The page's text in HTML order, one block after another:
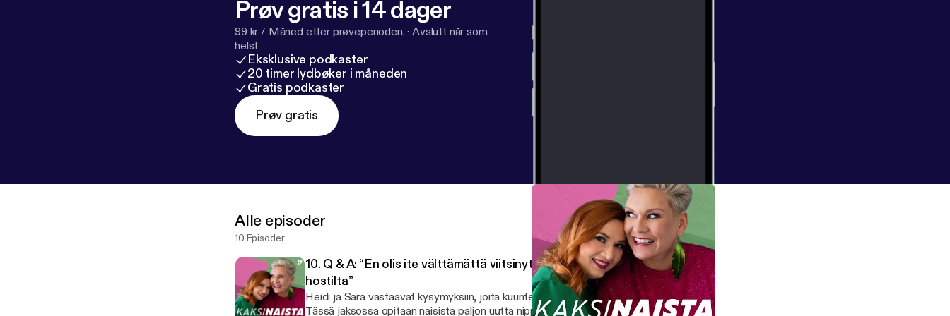
Prøv gratis i 14 dager
99 kr / Måned etter prøveperioden. ·Avslutt når som
helst
Eksklusive podkaster
20 timer lydbøker i måneden
Gratis podkaster
Prøv gratis
Alle episoder
10 Episoder
10. Q & A: “En olis ite välttämättä viitsinyt kysyä näitä joltain podcast-
hostilta”
Heidi ja Sara vastaavat kysymyksiin, joita kuuntelijat lähettivät Instagramin kautta!
Tässä jaksossa opitaan naisista paljon uutta nippelitietoa, jota ei välttämättä oltaisi